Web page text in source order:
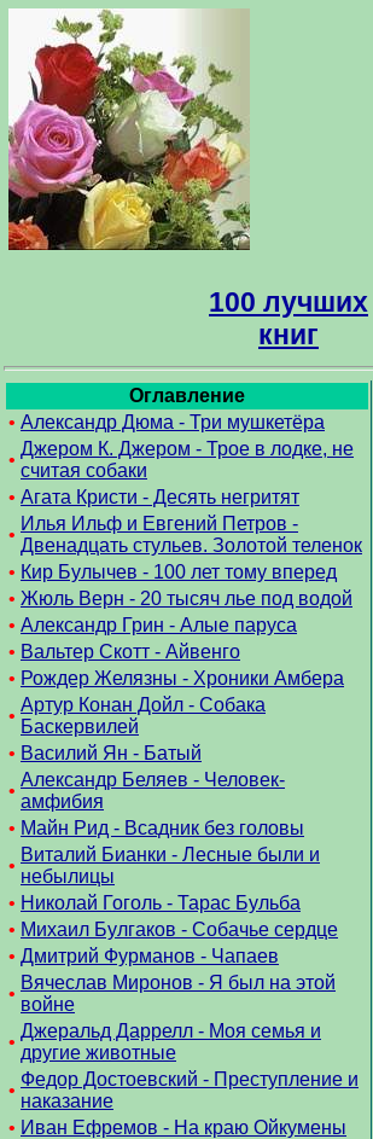
100 лучших
книг
Оглавление
• Александр Дюма - Три мушкетёра
•
Джером К. Джером - Трое в лодке, не
считая собаки
• Агата Кристи - Десять негритят
•
Илья Ильф и Евгений Петров -
Двенадцать стульев. Золотой теленок
• Кир Булычев - 100 лет тому вперед
• Жюль Верн - 20 тысяч лье под водой
• Александр Грин - Алые паруса
• Вальтер Скотт - Айвенго
• Рождер Желязны - Хроники Амбера
•
Артур Конан Дойл - Собака
Баскервилей
• Василий Ян - Батый
•
Александр Беляев - Человек-
амфибия
• Майн Рид - Всадник без головы
•
Виталий Бианки - Лесные были и
небылицы
• Николай Гоголь - Тарас Бульба
• Михаил Булгаков - Собачье сердце
• Дмитрий Фурманов - Чапаев
•
Вячеслав Миронов - Я был на этой
войне
•
Джеральд Даррелл - Моя семья и
другие животные
•
Федор Достоевский - Преступление и
наказание
• Иван Ефремов - На краю Ойкумены